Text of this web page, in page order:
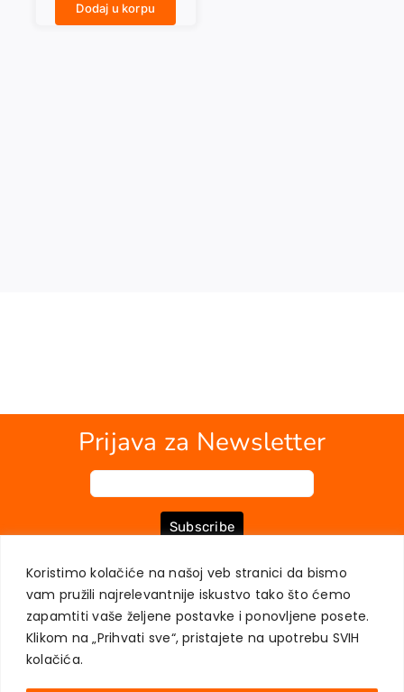
Koristimo kolačiće na našoj veb stranici da bismo
vam pružili najrelevantnije iskustvo tako što ćemo
zapamtiti vaše željene postavke i ponovljene posete.
Klikom na „Prihvati sve“, pristajete na upotrebu SVIH
kolačića.
Dodaj u korpu
Prijava za Newsletter
Subscribe
O NAMA KNJIGE MOJ NALOG KONTAKT
USLOVI KUPOVINE
ZAŠTITA PRIVATNOSTI KORISNIKA